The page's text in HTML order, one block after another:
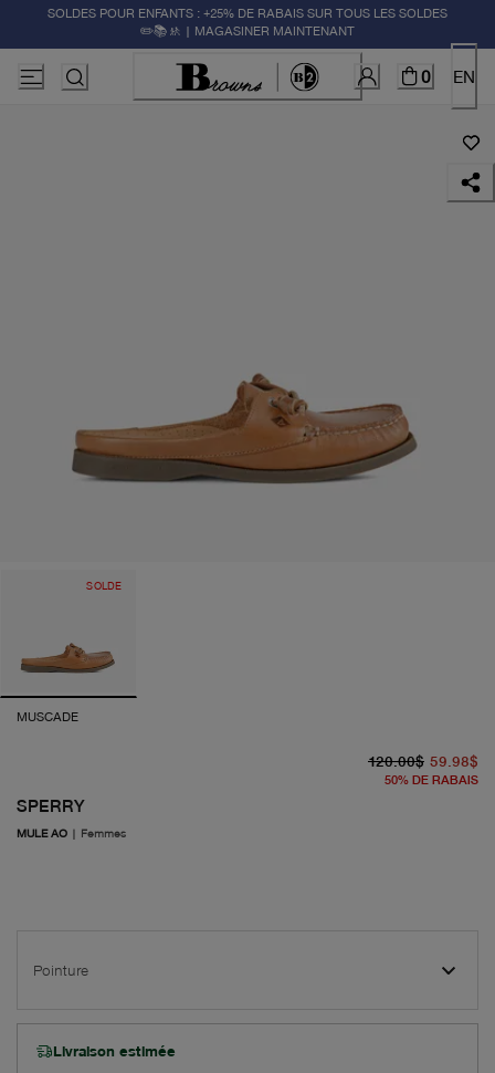
SOLDES POUR ENFANTS : +25% DE RABAIS SUR TOUS LES SOLDES
✏️📚🚸 | MAGASINER MAINTENANT
0 EN
SOLDE
MUSCADE
SPERRY
MULE AO | Femmes
120.00$ 59.98$
50% DE RABAIS
Pointure
Livraison estimée